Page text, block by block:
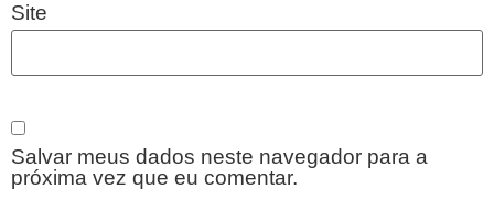
Site
Salvar meus dados neste navegador para a
próxima vez que eu comentar.